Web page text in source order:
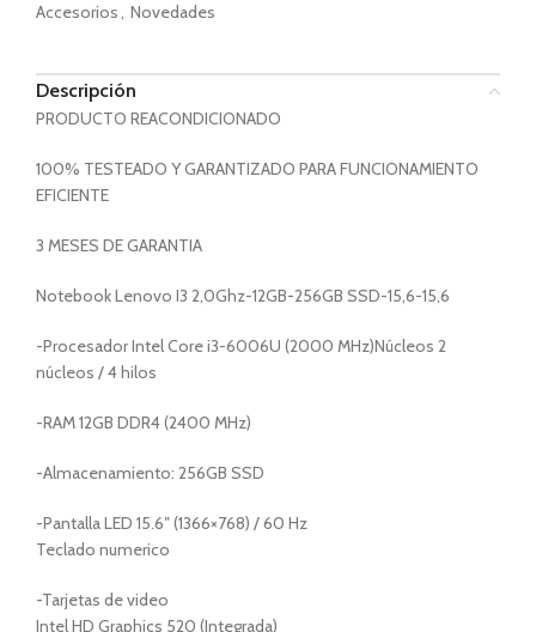
Accesorios, Novedades
Descripción
PRODUCTO REACONDICIONADO
100% TESTEADO Y GARANTIZADO PARA FUNCIONAMIENTO
EFICIENTE
3 MESES DE GARANTIA
Notebook Lenovo I3 2,0Ghz-12GB-256GB SSD-15,6-15,6
-Procesador Intel Core i3-6006U (2000 MHz)Núcleos 2
núcleos / 4 hilos
-RAM 12GB DDR4 (2400 MHz)
-Almacenamiento: 256GB SSD
-Pantalla LED 15.6″ (1366×768) / 60 Hz
Teclado numerico
-Tarjetas de video
Intel HD Graphics 520 (Integrada)